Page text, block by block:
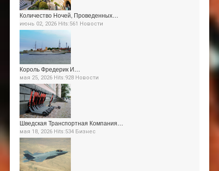
Количество Ночей, Проведенных…
июнь 02, 2026 Hits:561 Новости
Король Фредерик И…
мая 25, 2026 Hits:928 Новости
Шведская Транспортная Компания…
мая 18, 2026 Hits:534 Бизнес